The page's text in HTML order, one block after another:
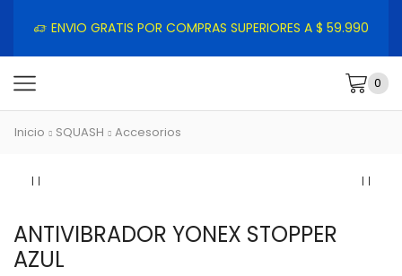
ENVIO GRATIS POR COMPRAS SUPERIORES A $ 59.990
0
Inicio SQUASH Accesorios
ANTIVIBRADOR YONEX STOPPER
AZUL